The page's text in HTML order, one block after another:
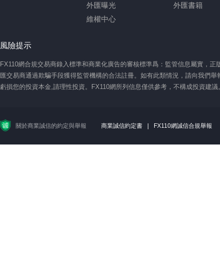
外匯曝光
維權中心
外匯書籍
風險提示
FX110網合規交易商錄入標準和商業化廣告的審核標準爲：監管信息屬實，
匯交易商通過欺騙手段獲得監管機構的合法註冊。如有此類情況，請向我們
虧損您的投資本金,請理性投資。FX110網所列信息僅供參考，不構成投資建
關於商業誠信的約定與舉報 商業誠信約定書 | FX110網誠信合規舉報